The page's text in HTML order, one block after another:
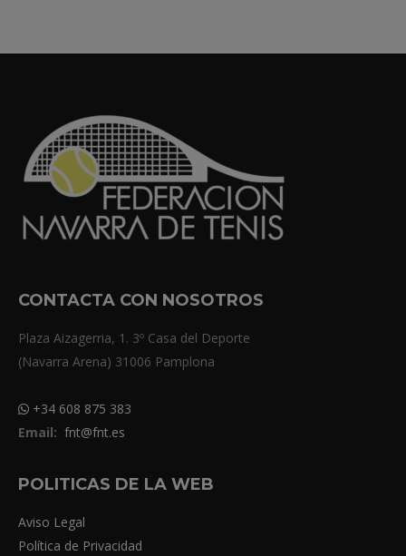
CONTACTA CON NOSOTROS
Plaza Aizagerria, 1. 3º Casa del Deporte
(Navarra Arena) 31006 Pamplona
+34 608 875 383
Email: fnt@fnt.es
POLITICAS DE LA WEB
Aviso Legal
Política de Privacidad